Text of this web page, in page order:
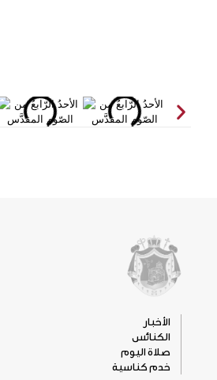
الأخبار
الكنائس
صلاة اليوم
خدم كناسية